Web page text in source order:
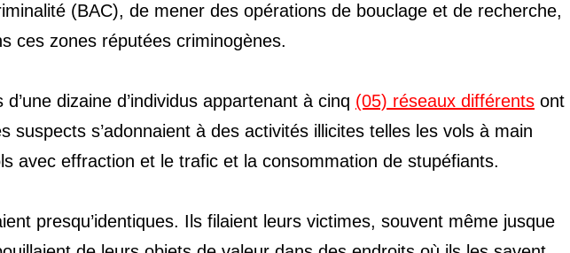
(BAC), de mener des opérations de bouclage et de recherche,
ces zones réputées criminogènes.
dizaine d’individus appartenant à cinq (05) réseaux différents ont
suspects s’adonnaient à des activités illicites telles les vols à main
avec effraction et le trafic et la consommation de stupéfiants.
presqu’identiques. Ils filaient leurs victimes, souvent même jusque